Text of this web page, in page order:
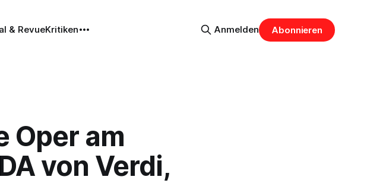
& RevueKritiken Anmelden Abonnieren
Oper am
von Verdi,